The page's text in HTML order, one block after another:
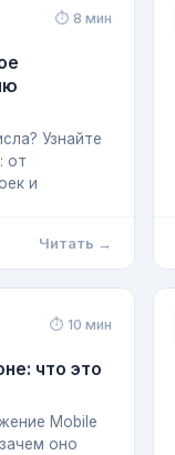
⏱ 8 мин
Узнайте
от
и
Читать →
⏱ 10 мин
что это
Mobile
оно